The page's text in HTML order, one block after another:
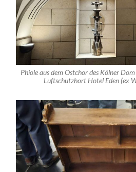
Phiole aus dem Ostchor des Kölner
Luftschutzhort Hotel Eden (ex